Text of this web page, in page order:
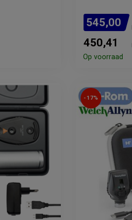
545,00
450,41
Op voorraad
-17%